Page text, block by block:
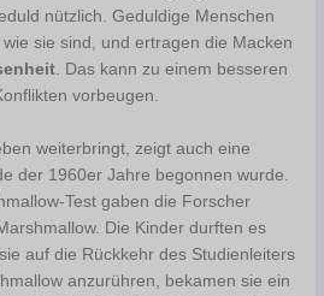
nützlich. Geduldige Menschen
sie sind, und ertragen die Macken
. Das kann zu einem besseren
vorbeugen.
weiterbringt, zeigt auch eine
der 1960er Jahre begonnen wurde.
Test gaben die Forscher
Die Kinder durften es
auf die Rückkehr des Studienleiters
anzurühren, bekamen sie ein